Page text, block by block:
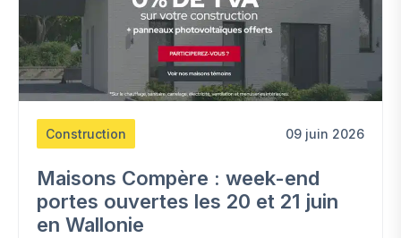
Construction 09 juin 2026
Maisons Compère : week-end
portes ouvertes les 20 et 21 juin
en Wallonie